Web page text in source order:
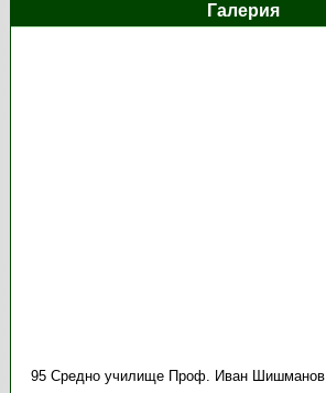
Галерия
95 Средно училище Проф. Иван Шишманов